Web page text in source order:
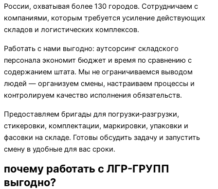
России, охватывая более 130 городов. Сотрудничаем с
компаниями, которым требуется усиление действующих
складов и логистических комплексов.
Работать с нами выгодно: аутсорсинг складского
персонала экономит бюджет и время по сравнению с
содержанием штата. Мы не ограничиваемся выводом
людей — организуем смены, настраиваем процессы и
контролируем качество исполнения обязательств.
Предоставляем бригады для погрузки‑разгрузки,
стикеровки, комплектации, маркировки, упаковки и
фасовки на складе. Готовы обсудить задачу и запустить
смену в удобные для вас сроки.
почему работать с ЛГР-ГРУПП
выгодно?